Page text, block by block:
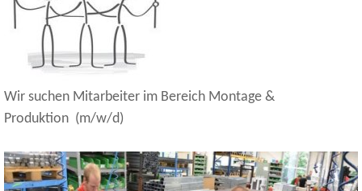
Wir suchen Mitarbeiter im Bereich Montage &
Produktion (m/w/d)